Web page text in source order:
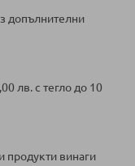
допълнителни
лв. с тегло до 10
продукти винаги